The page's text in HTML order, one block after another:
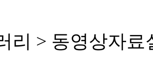
리 > 동영상자료